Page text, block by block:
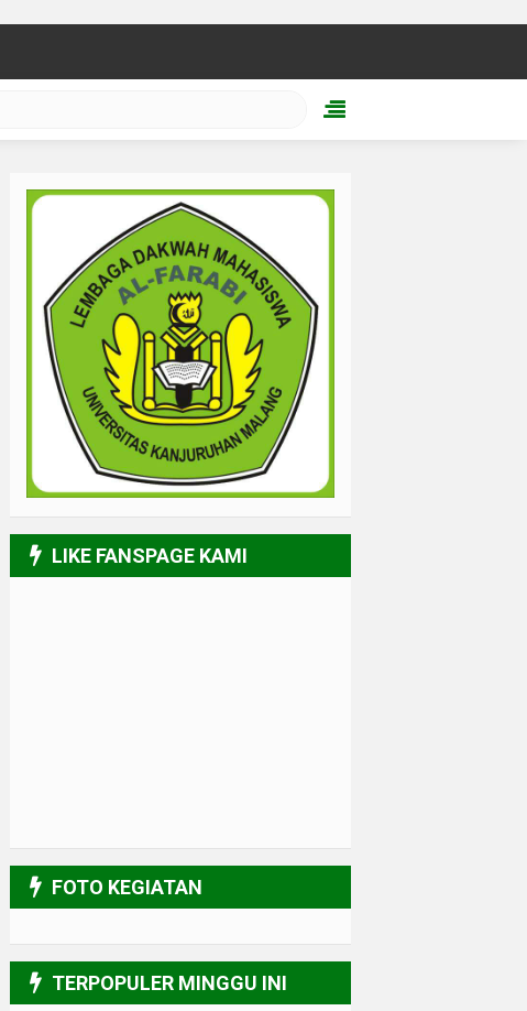
LIKE FANSPAGE KAMI
FOTO KEGIATAN
TERPOPULER MINGGU INI